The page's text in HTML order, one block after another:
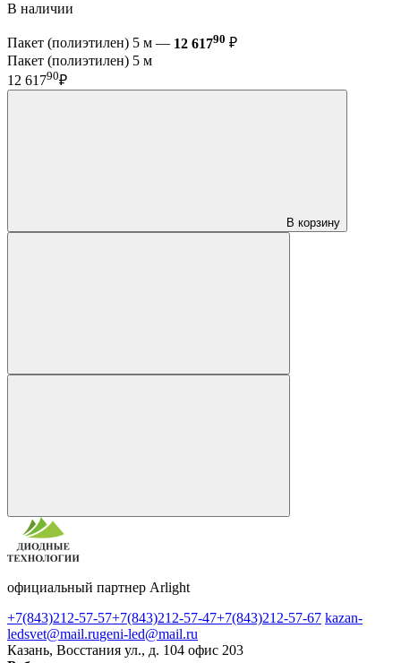
В наличии
Пакет (полиэтилен) 5 м — 12 61790 ₽
Пакет (полиэтилен) 5 м
12 61790₽
В корзину
официальный партнер Arlight
+7(843)212-57-57+7(843)212-57-47+7(843)212-57-67 kazan-
ledsvet@mail.rugeni-led@mail.ru
Казань, Восстания ул., д. 104 офис 203